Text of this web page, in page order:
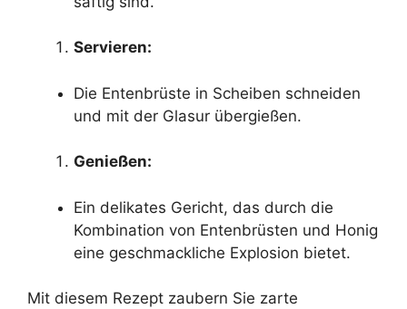
Servieren:
Die Entenbrüste in Scheiben schneiden
und mit der Glasur übergießen.
Genießen:
Ein delikates Gericht, das durch die
Kombination von Entenbrüsten und Honig
eine geschmackliche Explosion bietet.
Mit diesem Rezept zaubern Sie zarte